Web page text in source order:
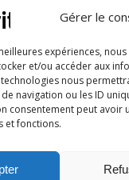
Gérer le
expériences,
et/ou accéder aux
nous
navigation ou les ID
consentement peut avoir
et fonctions.
Inscrivez-